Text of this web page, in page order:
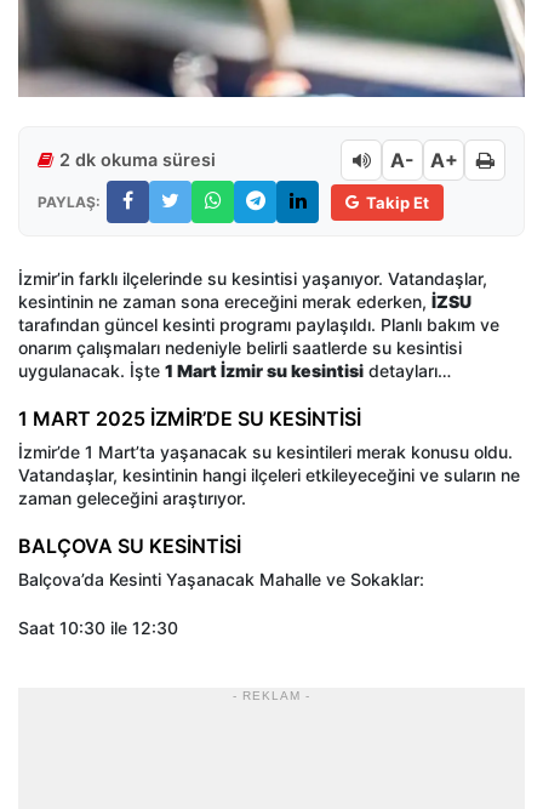
2 dk okuma süresi A- A+
PAYLAŞ: Takip Et
İzmir’in farklı ilçelerinde su kesintisi yaşanıyor. Vatandaşlar,
kesintinin ne zaman sona ereceğini merak ederken, İZSU
tarafından güncel kesinti programı paylaşıldı. Planlı bakım ve
onarım çalışmaları nedeniyle belirli saatlerde su kesintisi
uygulanacak. İşte 1 Mart İzmir su kesintisi detayları…
1 MART 2025 İZMİR’DE SU KESİNTİSİ
İzmir’de 1 Mart’ta yaşanacak su kesintileri merak konusu oldu.
Vatandaşlar, kesintinin hangi ilçeleri etkileyeceğini ve suların ne
zaman geleceğini araştırıyor.
BALÇOVA SU KESİNTİSİ
Balçova’da Kesinti Yaşanacak Mahalle ve Sokaklar:
Saat 10:30 ile 12:30
- REKLAM -